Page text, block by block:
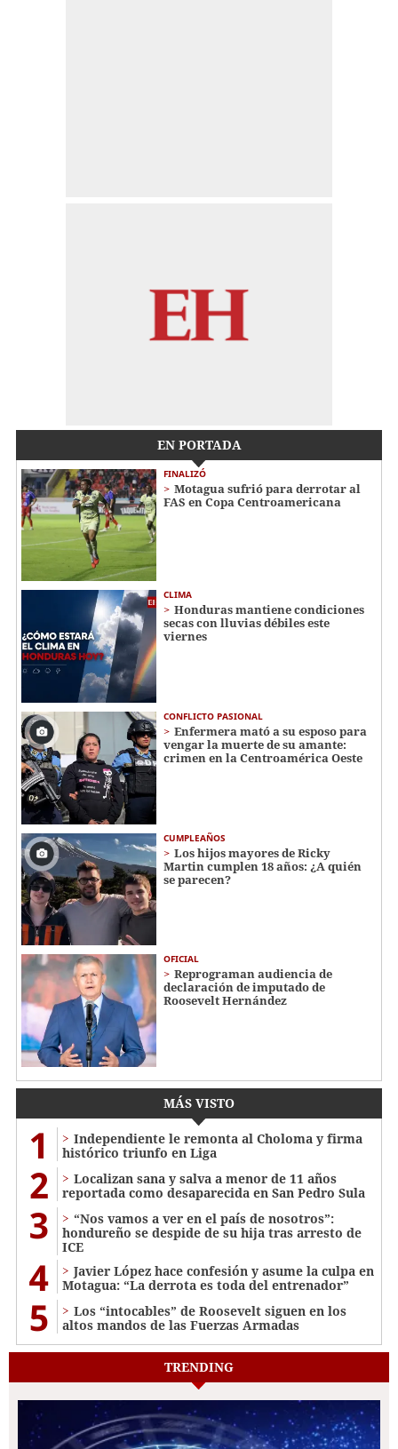
EN PORTADA
FINALIZÓ
Motagua sufrió para derrotar al
FAS en Copa Centroamericana
CLIMA
Honduras mantiene condiciones
secas con lluvias débiles este
viernes
CONFLICTO PASIONAL
Enfermera mató a su esposo para
vengar la muerte de su amante:
crimen en la Centroamérica Oeste
CUMPLEAÑOS
Los hijos mayores de Ricky
Martin cumplen 18 años: ¿A quién
se parecen?
OFICIAL
Reprograman audiencia de
declaración de imputado de
Roosevelt Hernández
MÁS VISTO
1
Independiente le remonta al Choloma y firma
histórico triunfo en Liga
2
Localizan sana y salva a menor de 11 años
reportada como desaparecida en San Pedro Sula
3
“Nos vamos a ver en el país de nosotros”:
hondureño se despide de su hija tras arresto de
ICE
4
Javier López hace confesión y asume la culpa en
Motagua: “La derrota es toda del entrenador”
5
Los “intocables” de Roosevelt siguen en los
altos mandos de las Fuerzas Armadas
TRENDING